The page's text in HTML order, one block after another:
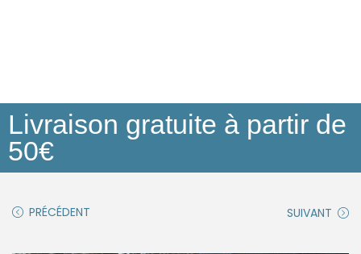
Livraison gratuite à partir de
50€
PRÉCÉDENT SUIVANT